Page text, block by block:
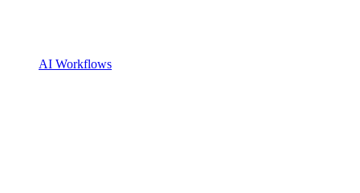
AI Workflows